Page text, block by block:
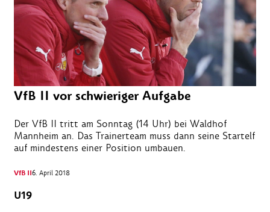
VfB II vor schwieriger Aufgabe
Der VfB II tritt am Sonntag (14 Uhr) bei Waldhof
Mannheim an. Das Trainerteam muss dann seine Startelf
auf mindestens einer Position umbauen.
VfB II6. April 2018
U19